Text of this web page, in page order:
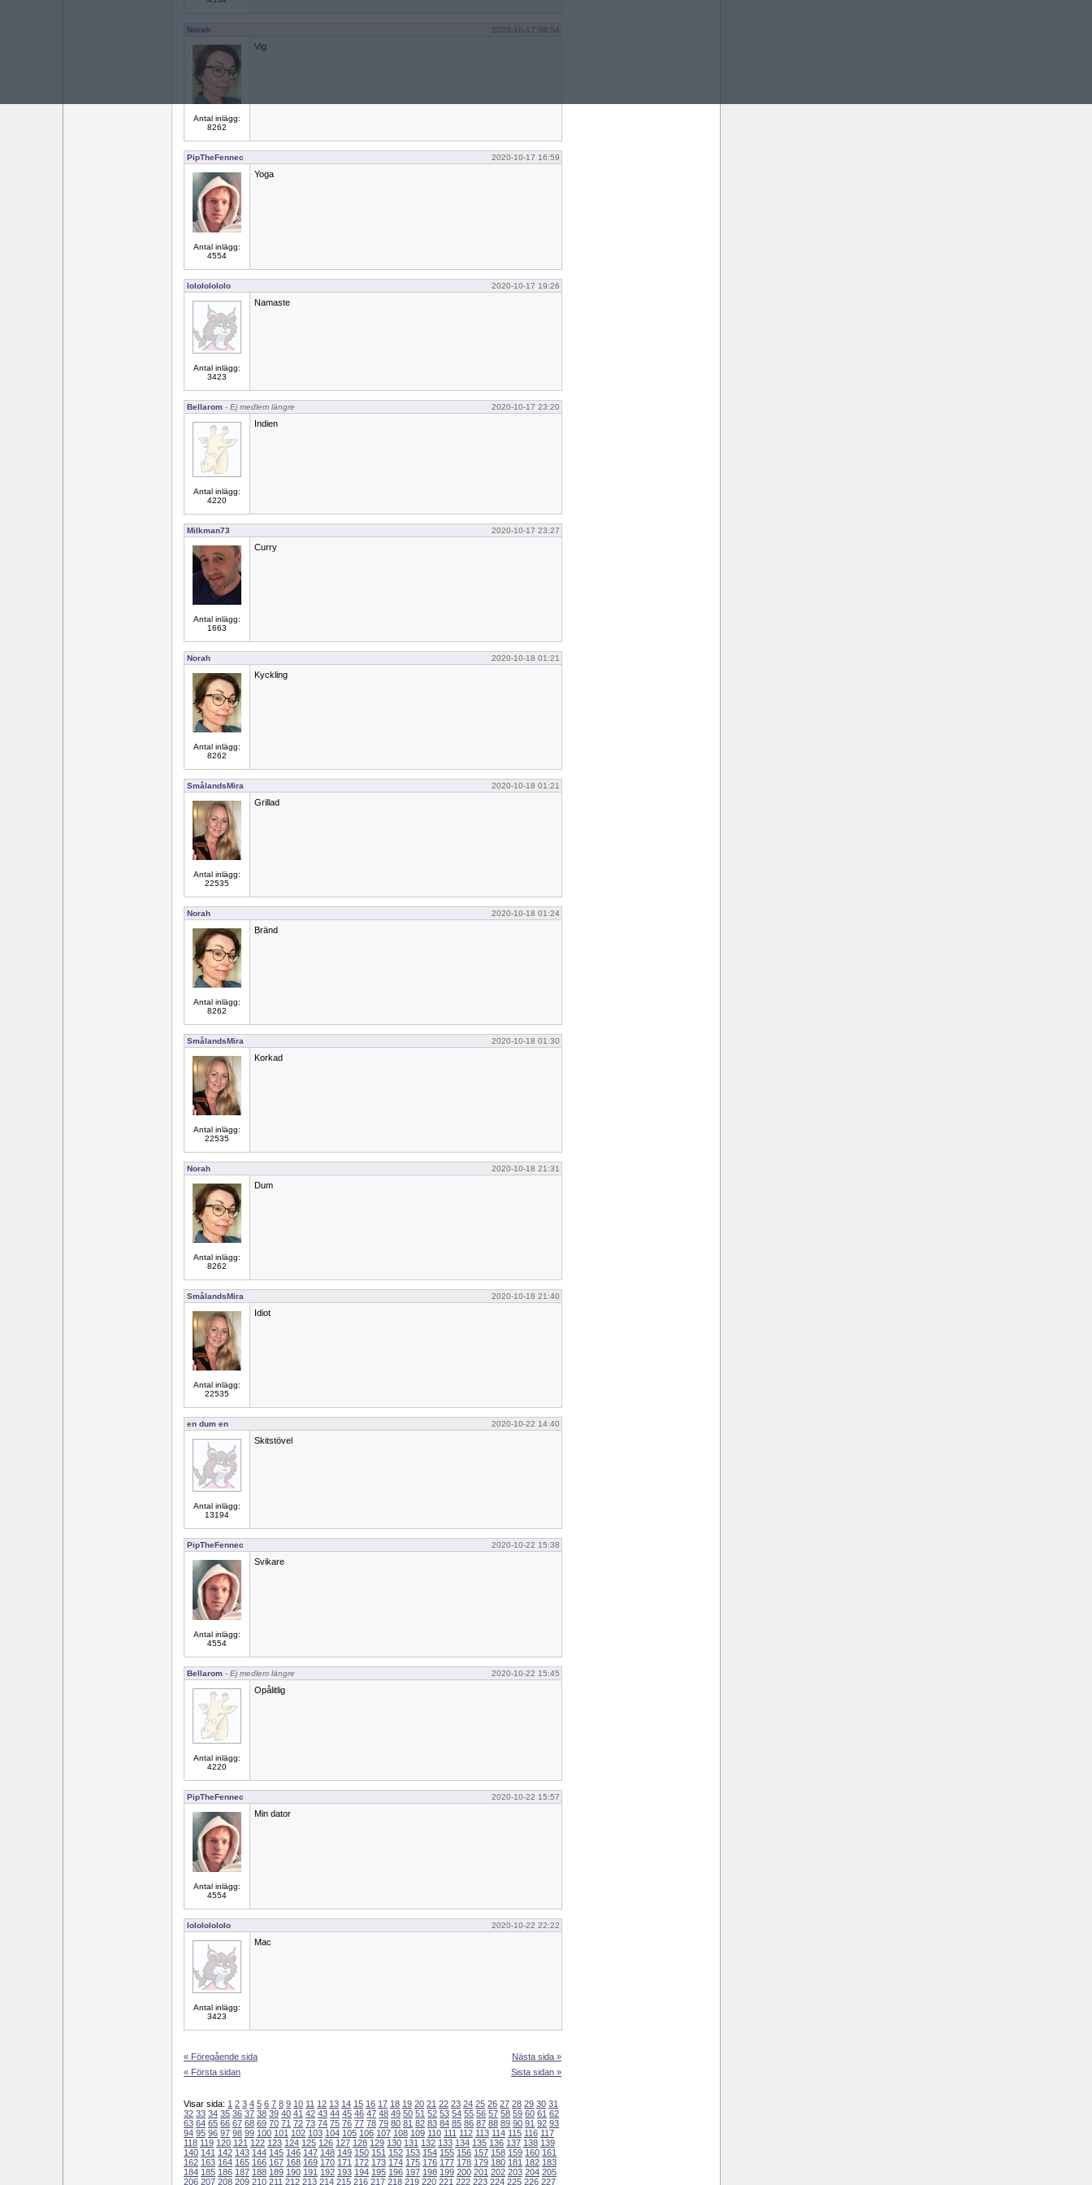
Norah 2020-10-17 09:54
Antal inlägg:
8262
Vig
PipTheFennec 2020-10-17 16:59
Antal inlägg:
4554
Yoga
lolololololo 2020-10-17 19:26
Antal inlägg:
3423
Namaste
Bellarom - Ej medlem längre 2020-10-17 23:20
Antal inlägg:
4220
Indien
Milkman73 2020-10-17 23:27
Antal inlägg:
1663
Curry
Norah 2020-10-18 01:21
Antal inlägg:
8262
Kyckling
SmålandsMira 2020-10-18 01:21
Antal inlägg:
22535
Grillad
Norah 2020-10-18 01:24
Antal inlägg:
8262
Bränd
SmålandsMira 2020-10-18 01:30
Antal inlägg:
22535
Korkad
Norah 2020-10-18 21:31
Antal inlägg:
8262
Dum
SmålandsMira 2020-10-18 21:40
Antal inlägg:
22535
Idiot
en dum en 2020-10-22 14:40
Antal inlägg:
13194
Skitstövel
PipTheFennec 2020-10-22 15:38
Antal inlägg:
4554
Svikare
Bellarom - Ej medlem längre 2020-10-22 15:45
Antal inlägg:
4220
Opålitlig
PipTheFennec 2020-10-22 15:57
Antal inlägg:
4554
Min dator
lolololololo 2020-10-22 22:22
Antal inlägg:
3423
Mac
« Föregående sida
« Första sidan
Nästa sida »
Sista sidan »
Visar sida: 1 2 3 4 5 6 7 8 9 10 11 12 13 14 15 16 17 18 19 20 21 22 23 24 25 26 27 28 29 30 31
32 33 34 35 36 37 38 39 40 41 42 43 44 45 46 47 48 49 50 51 52 53 54 55 56 57 58 59 60 61 62
63 64 65 66 67 68 69 70 71 72 73 74 75 76 77 78 79 80 81 82 83 84 85 86 87 88 89 90 91 92 93
94 95 96 97 98 99 100 101 102 103 104 105 106 107 108 109 110 111 112 113 114 115 116 117
118 119 120 121 122 123 124 125 126 127 128 129 130 131 132 133 134 135 136 137 138 139
140 141 142 143 144 145 146 147 148 149 150 151 152 153 154 155 156 157 158 159 160 161
162 163 164 165 166 167 168 169 170 171 172 173 174 175 176 177 178 179 180 181 182 183
184 185 186 187 188 189 190 191 192 193 194 195 196 197 198 199 200 201 202 203 204 205
206 207 208 209 210 211 212 213 214 215 216 217 218 219 220 221 222 223 224 225 226 227